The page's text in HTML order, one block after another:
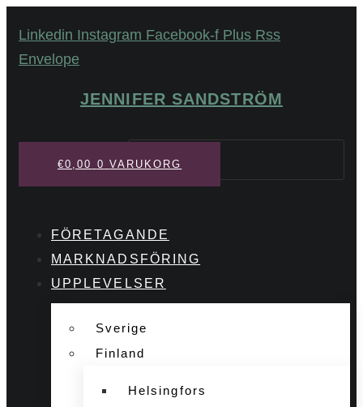
till
innehåll
Linkedin Instagram Facebook-f Plus Rss
Envelope
JENNIFER SANDSTRÖM
Sök
€0,00 0 VARUKORG
FÖRETAGANDE
MARKNADSFÖRING
UPPLEVELSER
Sverige
Finland
Helsingfors